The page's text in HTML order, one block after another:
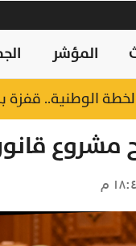
المؤشر
مشروع